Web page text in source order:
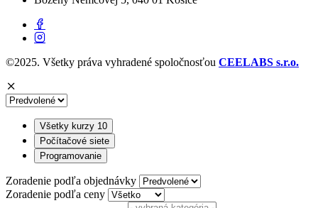
©2025. Všetky práva vyhradené spoločnosťou CEELABS s.r.o.
Všetky kurzy 10
Počítačové siete
Programovanie
Zoradenie podľa objednávky
Zoradenie podľa ceny